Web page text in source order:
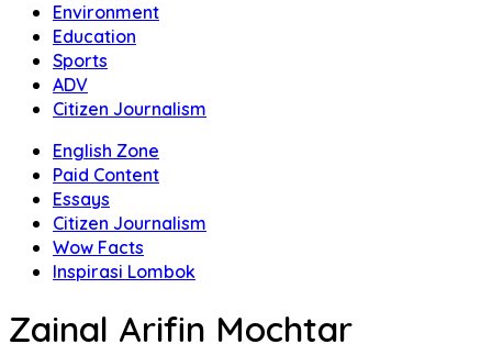
Environment
Education
Sports
ADV
Citizen Journalism
English Zone
Paid Content
Essays
Citizen Journalism
Wow Facts
Inspirasi Lombok
Zainal Arifin Mochtar